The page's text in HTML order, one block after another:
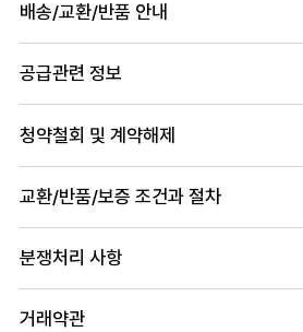
배송/교환/반품 안내
공급관련 정보
청약철회 및 계약해제
교환/반품/보증 조건과 절차
분쟁처리 사항
거래약관